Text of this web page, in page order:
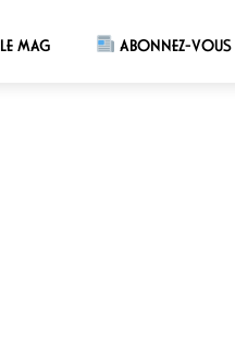
LE MAG ABONNEZ-VOUS